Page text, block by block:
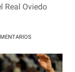
Real Oviedo